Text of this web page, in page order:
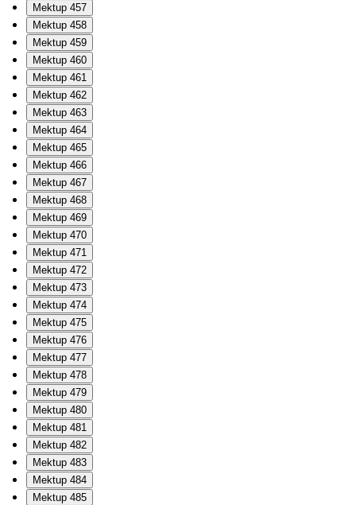
Mektup 457
Mektup 458
Mektup 459
Mektup 460
Mektup 461
Mektup 462
Mektup 463
Mektup 464
Mektup 465
Mektup 466
Mektup 467
Mektup 468
Mektup 469
Mektup 470
Mektup 471
Mektup 472
Mektup 473
Mektup 474
Mektup 475
Mektup 476
Mektup 477
Mektup 478
Mektup 479
Mektup 480
Mektup 481
Mektup 482
Mektup 483
Mektup 484
Mektup 485